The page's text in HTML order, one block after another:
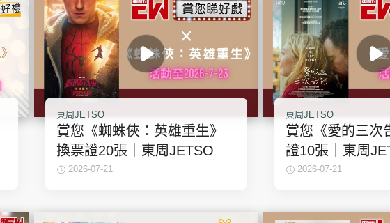
PCM 電腦廣場 星島頭條 星島日報 頭條日報 星島環球 The Standard
東周JETSO
賞您《蜘蛛俠：英雄重生》
換票證20張｜東周JETSO
2026-07-21
東周JETSO
賞您《愛的三次
證10張｜東周
2026-07-21